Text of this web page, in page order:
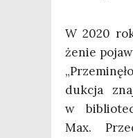
W 2020
że­nie
duk­cja
w
Max.